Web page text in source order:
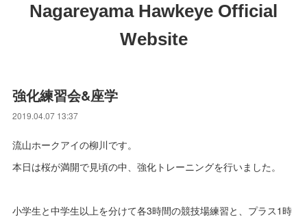
Nagareyama Hawkeye Official
Website
強化練習会&座学
2019.04.07 13:37
流山ホークアイの柳川です。
本日は桜が満開で見頃の中、強化トレーニングを行いました。
小学生と中学生以上を分けて各3時間の競技場練習と、プラス1時